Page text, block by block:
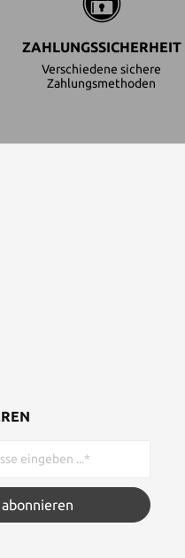
ZAHLUNGSSICHERHEIT
Verschiedene sichere
Zahlungsmethoden